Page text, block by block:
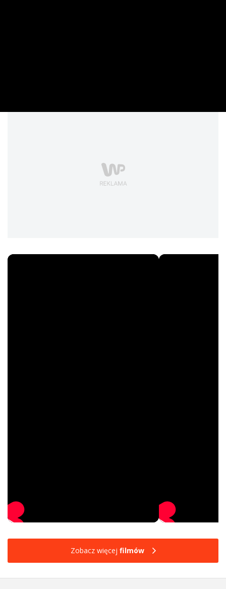
Zobacz więcej filmów